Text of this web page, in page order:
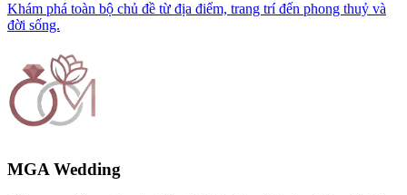
Khám phá toàn bộ chủ đề từ địa điểm, trang trí đến phong thuỷ và
đời sống.
MGA Wedding